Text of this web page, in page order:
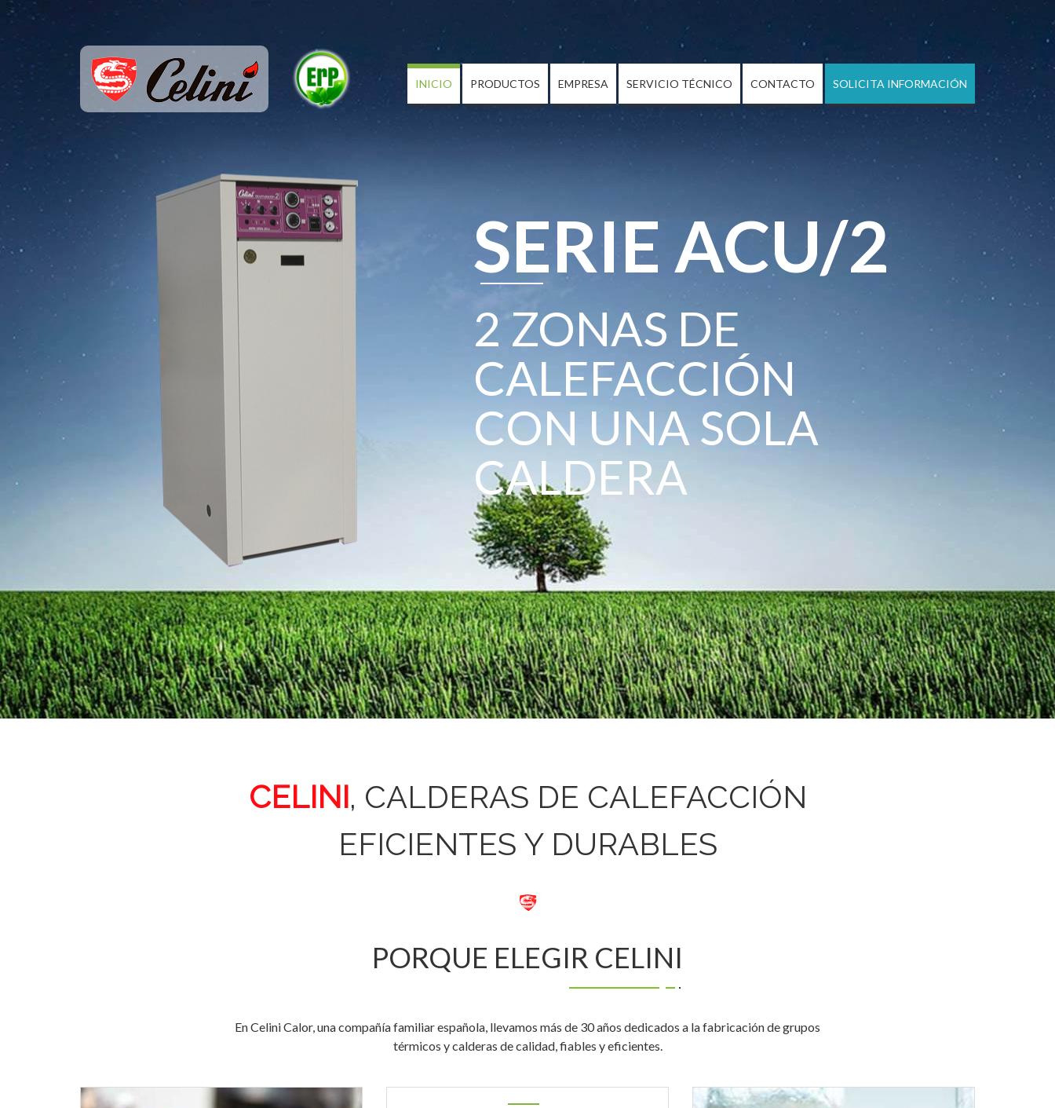
INICIO PRODUCTOS EMPRESA SERVICIO TÉCNICO CONTACTO SOLICITA INFORMACIÓN
SERIE ACU/2
2 ZONAS DE
CALEFACCIÓN
CON UNA SOLA
CALDERA
CELINI, CALDERAS DE CALEFACCIÓN
EFICIENTES Y DURABLES
PORQUE ELEGIR CELINI
En Celini Calor, una compañía familiar española, llevamos más de 30 años dedicados a la fabricación de grupos
térmicos y calderas de calidad, fiables y eficientes.